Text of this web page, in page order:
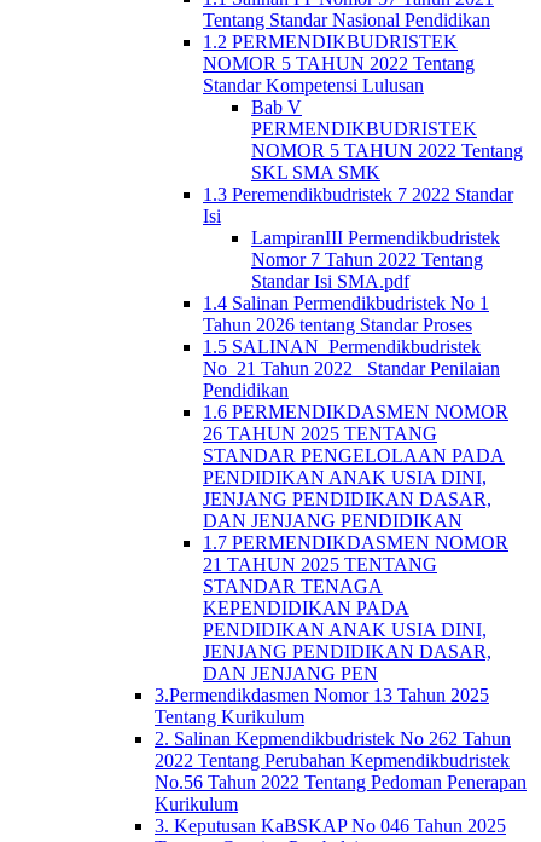
Tentang Standar Nasional Pendidikan
1.2 PERMENDIKBUDRISTEK
NOMOR 5 TAHUN 2022 Tentang
Standar Kompetensi Lulusan
Bab V
PERMENDIKBUDRISTEK
NOMOR 5 TAHUN 2022 Tentang
SKL SMA SMK
1.3 Peremendikbudristek 7 2022 Standar
Isi
LampiranIII Permendikbudristek
Nomor 7 Tahun 2022 Tentang
Standar Isi SMA.pdf
1.4 Salinan Permendikbudristek No 1
Tahun 2026 tentang Standar Proses
1.5 SALINAN_Permendikbudristek
No_21 Tahun 2022_ Standar Penilaian
Pendidikan
1.6 PERMENDIKDASMEN NOMOR
26 TAHUN 2025 TENTANG
STANDAR PENGELOLAAN PADA
PENDIDIKAN ANAK USIA DINI,
JENJANG PENDIDIKAN DASAR,
DAN JENJANG PENDIDIKAN
1.7 PERMENDIKDASMEN NOMOR
21 TAHUN 2025 TENTANG
STANDAR TENAGA
KEPENDIDIKAN PADA
PENDIDIKAN ANAK USIA DINI,
JENJANG PENDIDIKAN DASAR,
DAN JENJANG PEN
3.Permendikdasmen Nomor 13 Tahun 2025
Tentang Kurikulum
2. Salinan Kepmendikbudristek No 262 Tahun
2022 Tentang Perubahan Kepmendikbudristek
No.56 Tahun 2022 Tentang Pedoman Penerapan
Kurikulum
3. Keputusan KaBSKAP No 046 Tahun 2025